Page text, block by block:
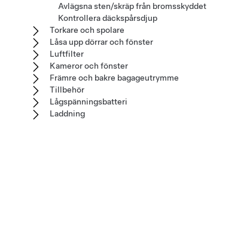
Avlägsna sten/skräp från bromsskyddet
Kontrollera däckspårsdjup
Torkare och spolare
Låsa upp dörrar och fönster
Luftfilter
Kameror och fönster
Främre och bakre bagageutrymme
Tillbehör
Lågspänningsbatteri
Laddning